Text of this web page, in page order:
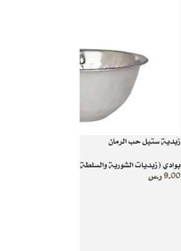
زبدية ستيل حب الرمان
بوادي (زبديات الشوربة والسلطة)
9.00ر.س